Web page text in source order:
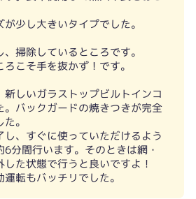
少し大きいタイプでした。
掃除しているところです。
こそ手を抜かず！です。
しいガラストップビルトインコ
。バックガードの焼きつきが完全
。
し、すぐに使っていただけるよう
分間行います。そのときは網・
た状態で行うと良いですよ！
転もバッチリでした。